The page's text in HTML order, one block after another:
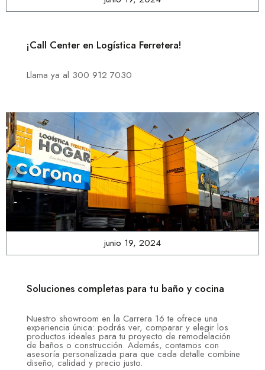
¡Call Center en Logística Ferretera!
Llama ya al 300 912 7030
junio 19, 2024
Soluciones completas para tu baño y cocina
Nuestro showroom en la Carrera 16 te ofrece una
experiencia única: podrás ver, comparar y elegir los
productos ideales para tu proyecto de remodelación
de baños o construcción. Además, contamos con
asesoría personalizada para que cada detalle combine
diseño, calidad y precio justo.